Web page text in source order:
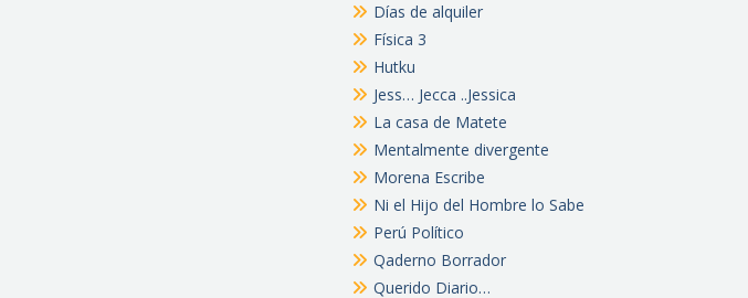
Días de alquiler
Física 3
Hutku
Jess… Jecca ..Jessica
La casa de Matete
Mentalmente divergente
Morena Escribe
Ni el Hijo del Hombre lo Sabe
Perú Político
Qaderno Borrador
Querido Diario…